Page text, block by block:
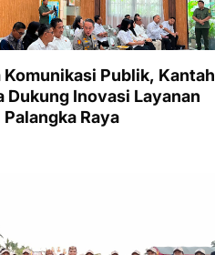
Komunikasi Publik, Kantah
Dukung Inovasi Layanan
Raya